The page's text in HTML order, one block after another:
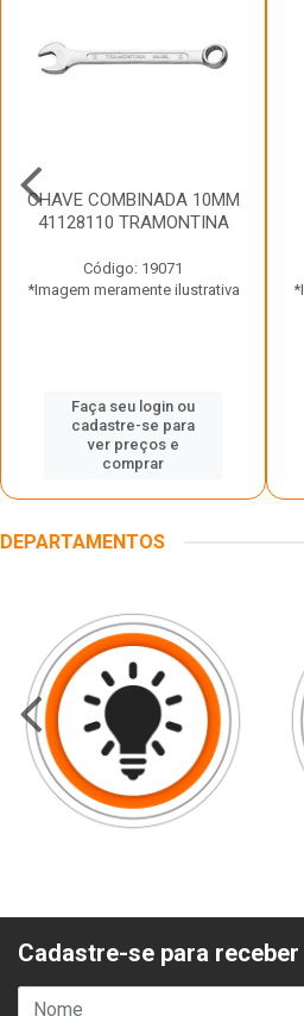
CHAVE COMBINADA 10MM
41128110 TRAMONTINA
Código: 19071
*Imagem meramente ilustrativa
Faça seu login ou
cadastre-se para
ver preços e
comprar
DEPARTAMENTOS
Cadastre-se para